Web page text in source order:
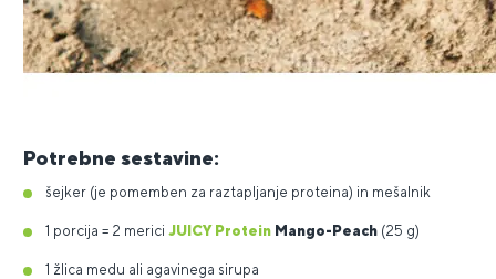
Potrebne sestavine:
šejker (je pomemben za raztapljanje proteina) in mešalnik
1 porcija = 2 merici JUICY Protein Mango-Peach (25 g)
1 žlica medu ali agavinega sirupa